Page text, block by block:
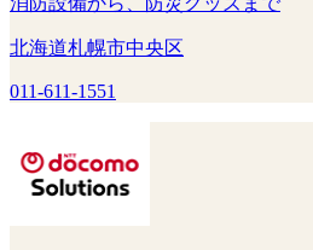
北海道札幌市中央区
011-611-1551